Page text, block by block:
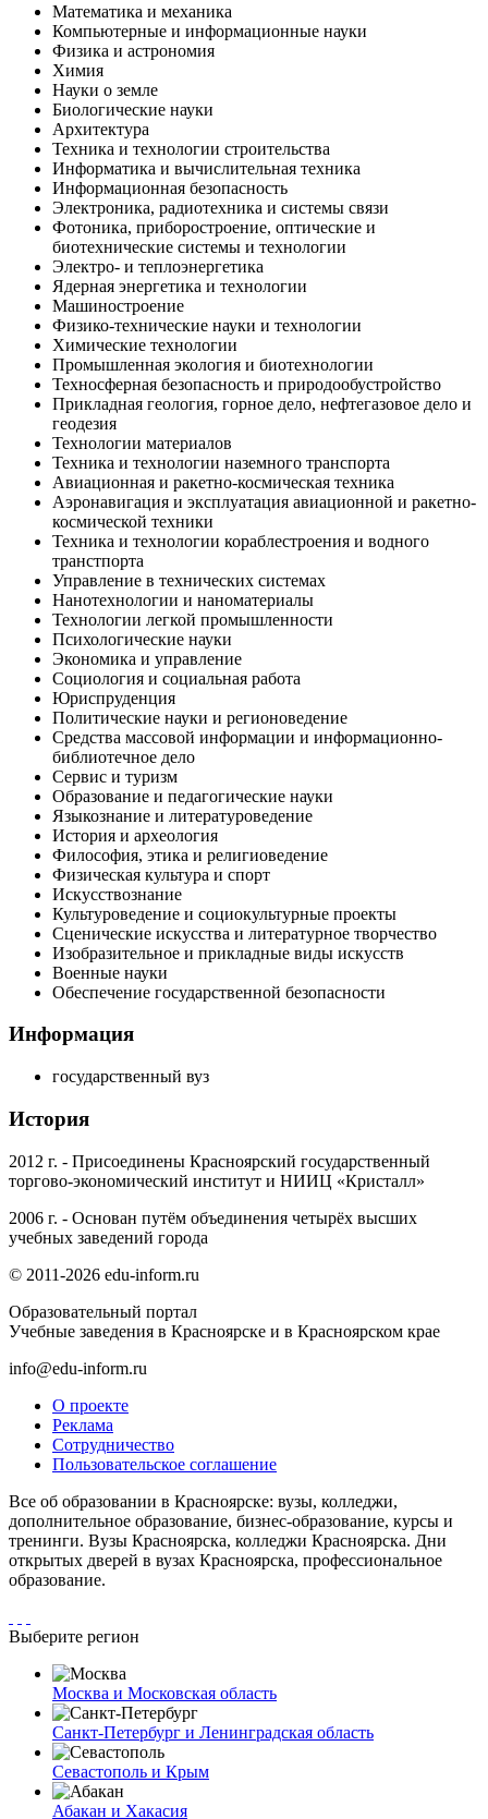
Математика и механика
Компьютерные и информационные науки
Физика и астрономия
Химия
Науки о земле
Биологические науки
Архитектура
Техника и технологии строительства
Информатика и вычислительная техника
Информационная безопасность
Электроника, радиотехника и системы связи
Фотоника, приборостроение, оптические и
биотехнические системы и технологии
Электро- и теплоэнергетика
Ядерная энергетика и технологии
Машиностроение
Физико-технические науки и технологии
Химические технологии
Промышленная экология и биотехнологии
Техносферная безопасность и природообустройство
Прикладная геология, горное дело, нефтегазовое дело и
геодезия
Технологии материалов
Техника и технологии наземного транспорта
Авиационная и ракетно-космическая техника
Аэронавигация и эксплуатация авиационной и ракетно-
космической техники
Техника и технологии кораблестроения и водного
транстпорта
Управление в технических системах
Нанотехнологии и наноматериалы
Технологии легкой промышленности
Психологические науки
Экономика и управление
Социология и социальная работа
Юриспруденция
Политические науки и регионоведение
Средства массовой информации и информационно-
библиотечное дело
Сервис и туризм
Образование и педагогические науки
Языкознание и литературоведение
История и археология
Философия, этика и религиоведение
Физическая культура и спорт
Искусствознание
Культуроведение и социокультурные проекты
Сценические искусства и литературное творчество
Изобразительное и прикладные виды искусств
Военные науки
Обеспечение государственной безопасности
Информация
государственный вуз
История
2012 г. - Присоединены Красноярский государственный
торгово-экономический институт и НИИЦ «Кристалл»
2006 г. - Основан путём объединения четырёх высших
учебных заведений города
© 2011-2026 edu-inform.ru
Образовательный портал
Учебные заведения в Красноярске и в Красноярском крае
info@edu-inform.ru
О проекте
Реклама
Сотрудничество
Пользовательское соглашение
Все об образовании в Красноярске: вузы, колледжи,
дополнительное образование, бизнес-образование, курсы и
тренинги. Вузы Красноярска, колледжи Красноярска. Дни
открытых дверей в вузах Красноярска, профессиональное
образование.
Выберите регион
Москва и Московская область
Санкт-Петербург и Ленинградская область
Севастополь и Крым
Абакан и Хакасия